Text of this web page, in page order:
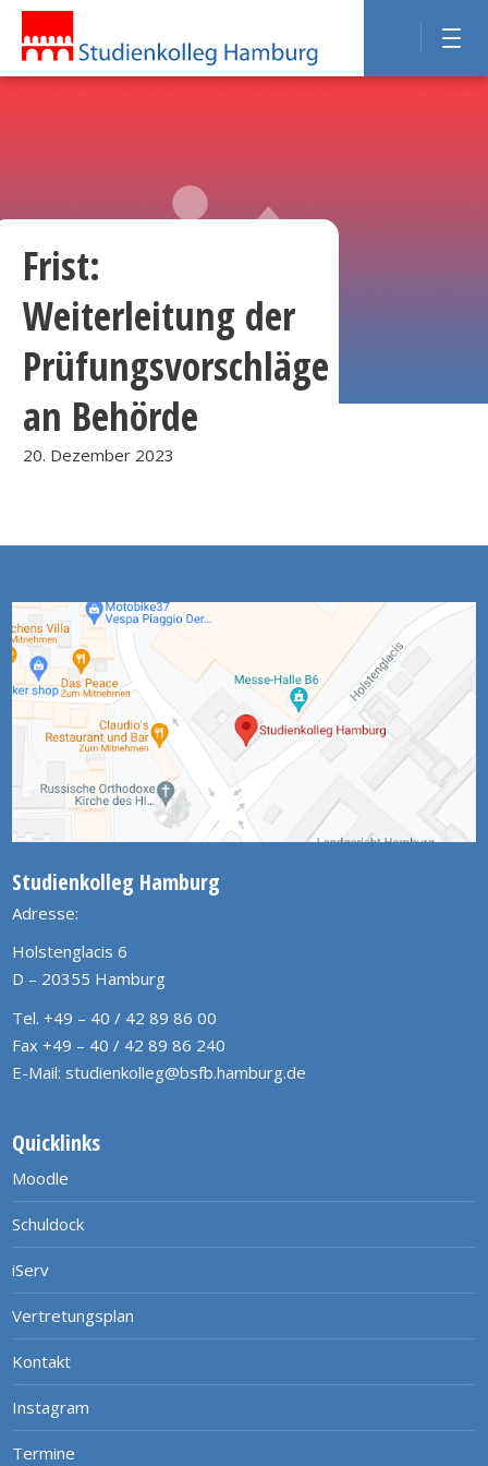
Frist:
Weiterleitung der
Prüfungsvorschläge
an Behörde
20. Dezember 2023
Studienkolleg Hamburg
Adresse:
Holstenglacis 6
D – 20355 Hamburg
Tel. +49 – 40 / 42 89 86 00
Fax +49 – 40 / 42 89 86 240
E-Mail: studienkolleg@bsfb.hamburg.de
Quicklinks
Moodle
Schuldock
iServ
Vertretungsplan
Kontakt
Instagram
Termine